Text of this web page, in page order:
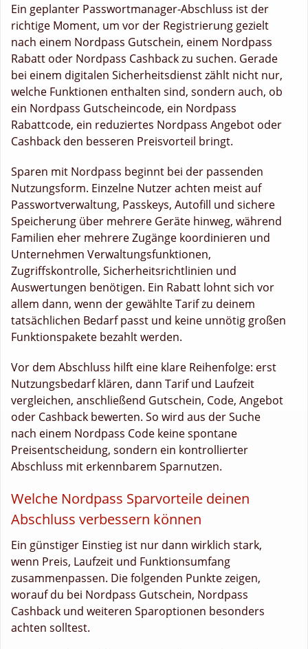
Ein geplanter Passwortmanager-Abschluss ist der
richtige Moment, um vor der Registrierung gezielt
nach einem Nordpass Gutschein, einem Nordpass
Rabatt oder Nordpass Cashback zu suchen. Gerade
bei einem digitalen Sicherheitsdienst zählt nicht nur,
welche Funktionen enthalten sind, sondern auch, ob
ein Nordpass Gutscheincode, ein Nordpass
Rabattcode, ein reduziertes Nordpass Angebot oder
Cashback den besseren Preisvorteil bringt.
Sparen mit Nordpass beginnt bei der passenden
Nutzungsform. Einzelne Nutzer achten meist auf
Passwortverwaltung, Passkeys, Autofill und sichere
Speicherung über mehrere Geräte hinweg, während
Familien eher mehrere Zugänge koordinieren und
Unternehmen Verwaltungsfunktionen,
Zugriffskontrolle, Sicherheitsrichtlinien und
Auswertungen benötigen. Ein Rabatt lohnt sich vor
allem dann, wenn der gewählte Tarif zu deinem
tatsächlichen Bedarf passt und keine unnötig großen
Funktionspakete bezahlt werden.
Vor dem Abschluss hilft eine klare Reihenfolge: erst
Nutzungsbedarf klären, dann Tarif und Laufzeit
vergleichen, anschließend Gutschein, Code, Angebot
oder Cashback bewerten. So wird aus der Suche
nach einem Nordpass Code keine spontane
Preisentscheidung, sondern ein kontrollierter
Abschluss mit erkennbarem Sparnutzen.
Welche Nordpass Sparvorteile deinen
Abschluss verbessern können
Ein günstiger Einstieg ist nur dann wirklich stark,
wenn Preis, Laufzeit und Funktionsumfang
zusammenpassen. Die folgenden Punkte zeigen,
worauf du bei Nordpass Gutschein, Nordpass
Cashback und weiteren Sparoptionen besonders
achten solltest.